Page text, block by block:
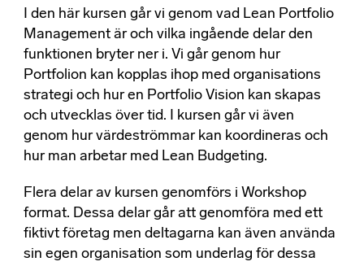
I den här kursen går vi genom vad Lean Portfolio
Management är och vilka ingående delar den
funktionen bryter ner i. Vi går genom hur
Portfolion kan kopplas ihop med organisations
strategi och hur en Portfolio Vision kan skapas
och utvecklas över tid. I kursen går vi även
genom hur värdeströmmar kan koordineras och
hur man arbetar med Lean Budgeting.
Flera delar av kursen genomförs i Workshop
format. Dessa delar går att genomföra med ett
fiktivt företag men deltagarna kan även använda
sin egen organisation som underlag för dessa